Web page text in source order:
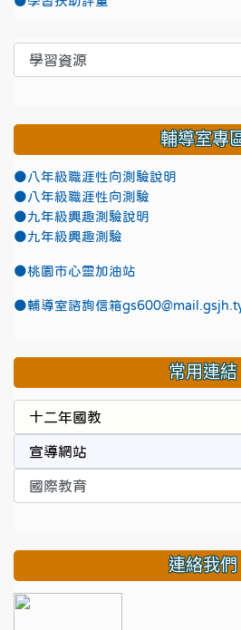
輔導室專
●八年級職涯性向測驗說明
●八年級職涯性向測驗
●九年級興趣測驗說明
●九年級興趣測驗
●桃園市心靈加油站
●輔導室諮詢信箱
常用連結
連絡我們